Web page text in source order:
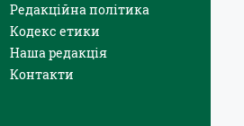
Редакційна політика
Кодекс етики
Наша редакція
Контакти